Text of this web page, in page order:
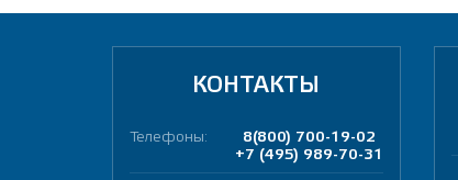
КОНТАКТЫ
Телефоны:
8(800) 700-19-02
+7 (495) 989-70-31